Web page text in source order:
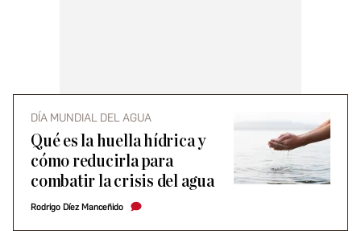
DÍA MUNDIAL DEL AGUA
Qué es la huella hídrica y
cómo reducirla para
combatir la crisis del agua
Rodrigo Díez Manceñido